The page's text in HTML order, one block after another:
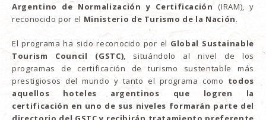
Argentino de Normalización y Certificación (IRAM), y
reconocido por el Ministerio de Turismo de la Nación.
El programa ha sido reconocido por el Global Sustainable
Tourism Council (GSTC), situándolo al nivel de los
programas de certificación de turismo sustentable más
prestigiosos del mundo y tanto el programa como todos
aquellos hoteles argentinos que logren la
certificación en uno de sus niveles formarán parte del